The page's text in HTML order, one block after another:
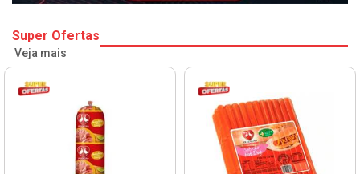
Super Ofertas
Veja mais